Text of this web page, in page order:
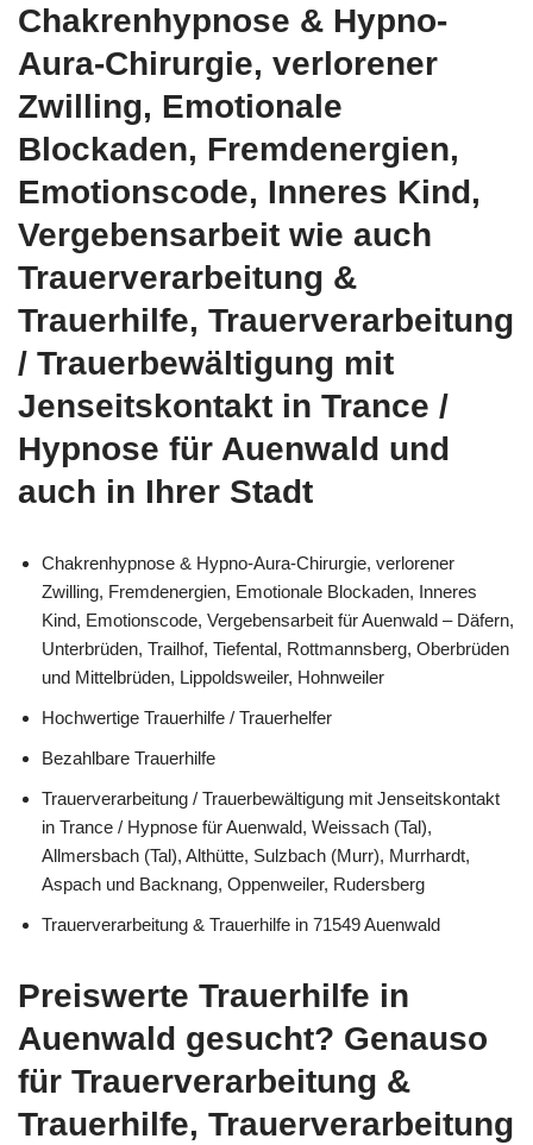
Chakrenhypnose & Hypno-
Aura-Chirurgie, verlorener
Zwilling, Emotionale
Blockaden, Fremdenergien,
Emotionscode, Inneres Kind,
Vergebensarbeit wie auch
Trauerverarbeitung &
Trauerhilfe, Trauerverarbeitung
/ Trauerbewältigung mit
Jenseitskontakt in Trance /
Hypnose für Auenwald und
auch in Ihrer Stadt
Chakrenhypnose & Hypno-Aura-Chirurgie, verlorener
Zwilling, Fremdenergien, Emotionale Blockaden, Inneres
Kind, Emotionscode, Vergebensarbeit für Auenwald – Däfern,
Unterbrüden, Trailhof, Tiefental, Rottmannsberg, Oberbrüden
und Mittelbrüden, Lippoldsweiler, Hohnweiler
Hochwertige Trauerhilfe / Trauerhelfer
Bezahlbare Trauerhilfe
Trauerverarbeitung / Trauerbewältigung mit Jenseitskontakt
in Trance / Hypnose für Auenwald, Weissach (Tal),
Allmersbach (Tal), Althütte, Sulzbach (Murr), Murrhardt,
Aspach und Backnang, Oppenweiler, Rudersberg
Trauerverarbeitung & Trauerhilfe in 71549 Auenwald
Preiswerte Trauerhilfe in
Auenwald gesucht? Genauso
für Trauerverarbeitung &
Trauerhilfe, Trauerverarbeitung